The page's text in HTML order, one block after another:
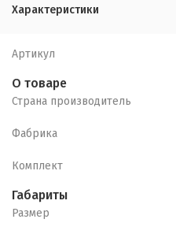
Характеристики
Артикул
О товаре
Страна производитель
Фабрика
Комплект
Габариты
Размер